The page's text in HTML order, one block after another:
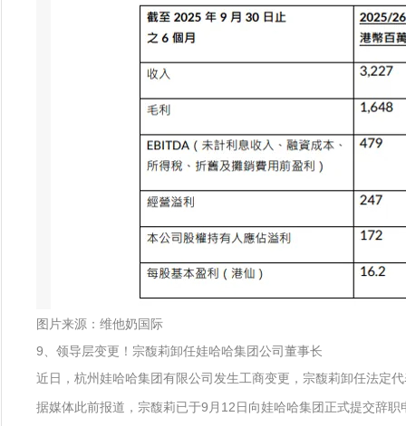
图片来源：维他奶国际
9、领导层变更！宗馥莉卸任娃哈哈集团公司董事长
近日，杭州娃哈哈集团有限公司发生工商变更，宗馥莉卸任法定
据媒体此前报道，宗馥莉已于9月12日向娃哈哈集团正式提交辞